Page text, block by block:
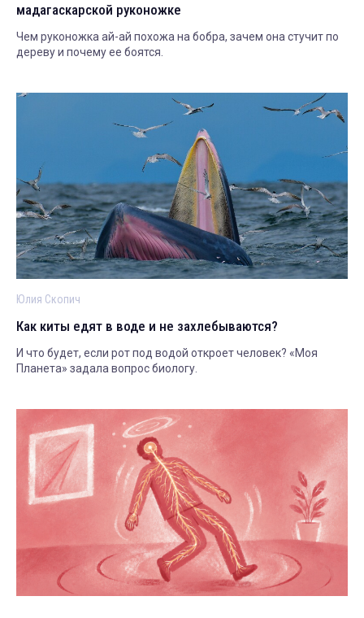
мадагаскарской руконожке
Чем руконожка ай-ай похожа на бобра, зачем она стучит по
дереву и почему ее боятся.
Юлия Скопич
Как киты едят в воде и не захлебываются?
И что будет, если рот под водой откроет человек? «Моя
Планета» задала вопрос биологу.